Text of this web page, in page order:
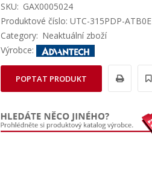
SKU: GAX0005024
Produktové číslo: UTC-315PDP-ATB0E
Category: Neaktuální zboží
Výrobce:
POPTAT PRODUKT